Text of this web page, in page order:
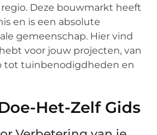
Deze bouwmarkt heeft
en is een absolute
gemeenschap. Hier vind
voor jouw projecten, van
tot tuinbenodigdheden en
Het-Zelf Gids